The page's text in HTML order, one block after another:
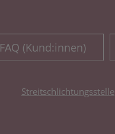
FAQ (Kund:innen)
Streitschlichtungsstelle